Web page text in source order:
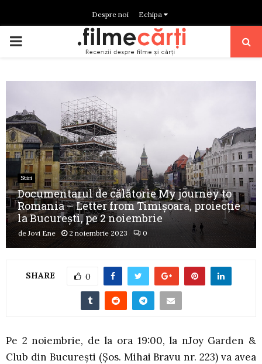
Despre noi Echipa
PRIMARY
Stiri
Documentarul de călătorie My journey to
Romania – Letter from Timișoara, proiecție
la București, pe 2 noiembrie
deJovi Ene 2 noiembrie 2023 0
SHARE 0
Pe 2 noiembrie, de la ora 19:00, la nJoy Garden &
Club din București (Șos. Mihai Bravu nr. 223) va avea